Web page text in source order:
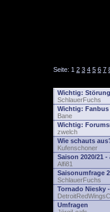
Seite: 1 2 3 4 5 6 7
Wichtig:
SchlauerFuchs
Wichtig:
Bane
Wichtig:
zwelch
Wie schauts
Kufenschoner
Saison 2020/21
Alfi81
Saisonumfrage
SchlauerFuchs
Tornado Niesky
Umfragen